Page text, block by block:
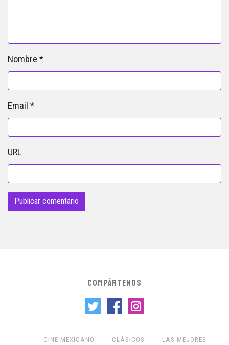
Nombre *
Email *
URL
COMPÁRTENOS
CINE MEXICANO CLÁSICOS LAS MEJORES